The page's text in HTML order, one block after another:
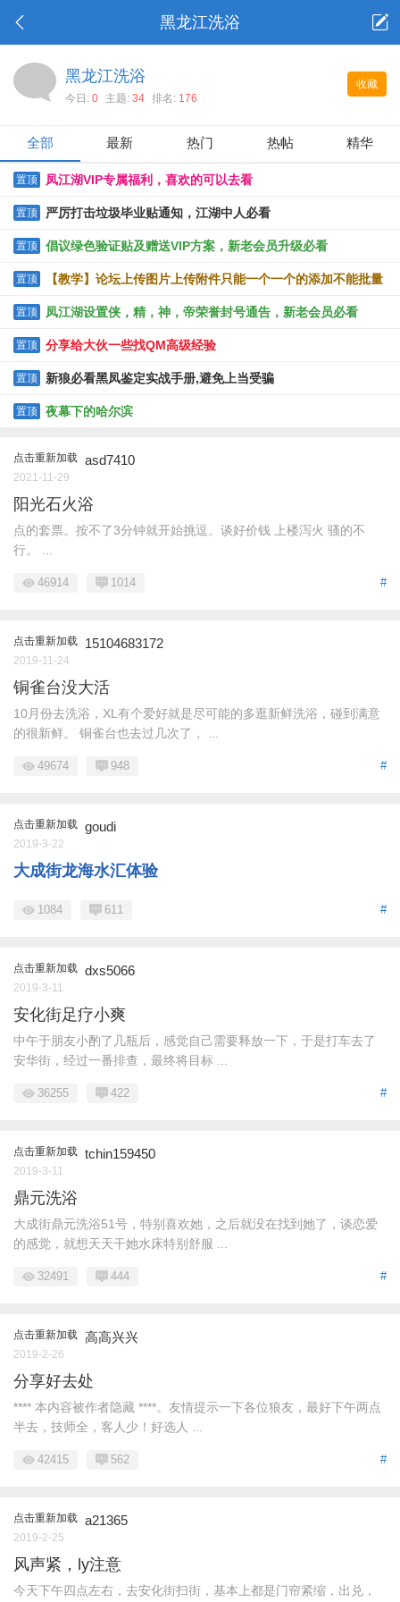
黑龙江洗浴
收藏
黑龙江洗浴
今日: 0 主题: 34 排名: 176
全部 最新 热门 热帖 精华
置顶 凤江湖VIP专属福利，喜欢的可以去看
置顶 严厉打击垃圾毕业贴通知，江湖中人必看
置顶 倡议绿色验证贴及赠送VIP方案，新老会员升级必看
置顶 【教学】论坛上传图片上传附件只能一个一个的添加不能批量
上传的解决办法
置顶 凤江湖设置侠，精，神，帝荣誉封号通告，新老会员必看
置顶 分享给大伙一些找QM高级经验
置顶 新狼必看黑凤鉴定实战手册,避免上当受骗
置顶 夜幕下的哈尔滨
点击重新加载 asd7410
2021-11-29
阳光石火浴
点的套票。按不了3分钟就开始挑逗。谈好价钱 上楼泻火 骚的不
行。 ...
#
46914 1014
点击重新加载 15104683172
2019-11-24
铜雀台没大活
10月份去洗浴，XL有个爱好就是尽可能的多逛新鲜洗浴，碰到满意
的很新鲜。 铜雀台也去过几次了， ...
#
49674 948
点击重新加载 goudi
2019-3-22
大成街龙海水汇体验
#
1084 611
点击重新加载 dxs5066
2019-3-11
安化街足疗小爽
中午于朋友小酌了几瓶后，感觉自己需要释放一下，于是打车去了
安华街，经过一番排查，最终将目标 ...
#
36255 422
点击重新加载 tchin159450
2019-3-11
鼎元洗浴
大成街鼎元洗浴51号，特别喜欢她，之后就没在找到她了，谈恋爱
的感觉，就想天天干她水床特别舒服 ...
#
32491 444
点击重新加载 高高兴兴
2019-2-26
分享好去处
**** 本内容被作者隐藏 ****。友情提示一下各位狼友，最好下午两点
半去，技师全，客人少！好选人 ...
#
42415 562
点击重新加载 a21365
2019-2-25
风声紧，ly注意
今天下午四点左右，去安化街扫街，基本上都是门帘紧缩，出兑，